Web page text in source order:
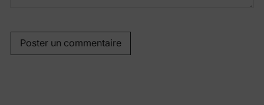
Poster un commentaire